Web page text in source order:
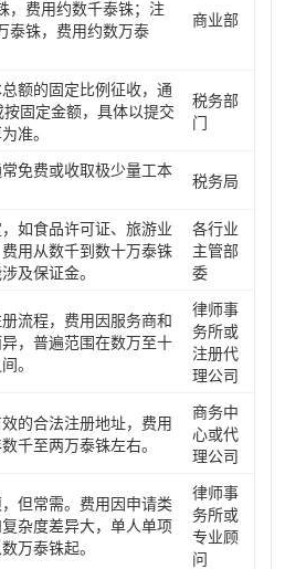
，费用约数千泰铢；注
泰铢，费用约数万泰
商业部
额的固定比例征收，通
按固定金额，具体以提交
准。
税务部
门
免费或收取极少量工本
税务局
如食品许可证、旅游业
用从数千到数十万泰铢
及保证金。
各行业
主管部
委
流程，费用因服务商和
，普遍范围在数万至十
。
律师事
务所或
注册代
理公司
的合法注册地址，费用
千至两万泰铢左右。
商务中
心或代
理公司
但常需。费用因申请类
杂度差异大，单人单项
万泰铢起。
律师事
务所或
专业顾
问